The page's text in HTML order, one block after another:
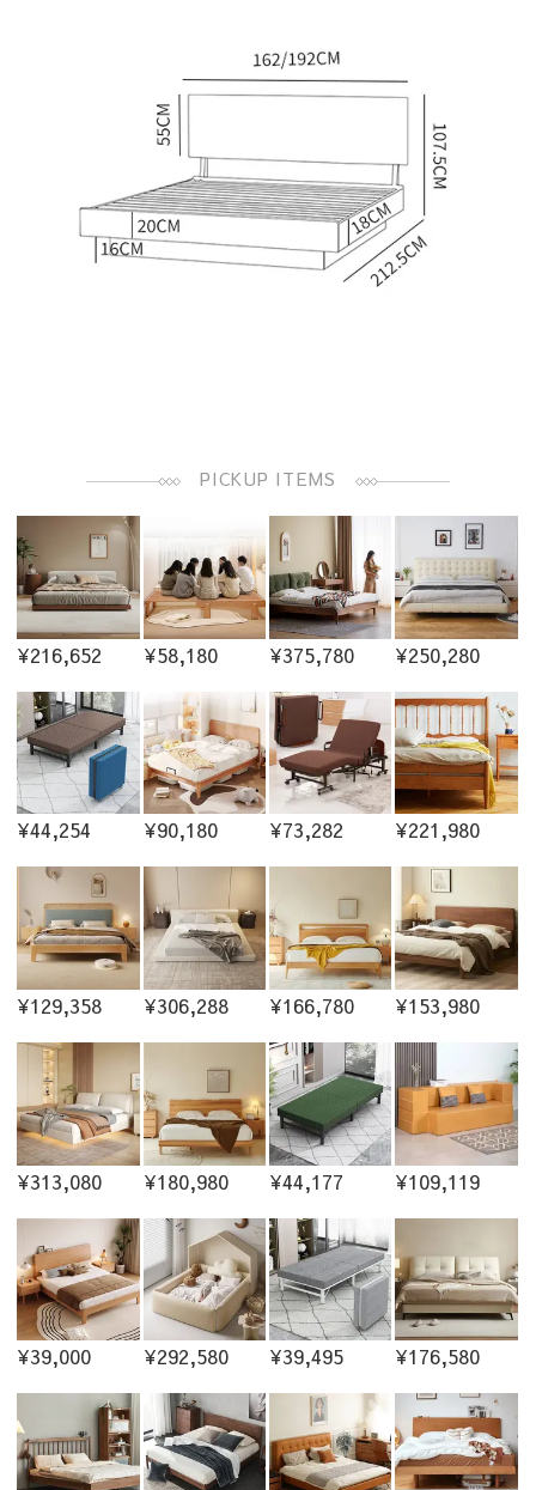
PICKUP ITEMS
¥216,652 ¥58,180 ¥375,780 ¥250,280
¥44,254 ¥90,180 ¥73,282 ¥221,980
¥129,358 ¥306,288 ¥166,780 ¥153,980
¥313,080 ¥180,980 ¥44,177 ¥109,119
¥39,000 ¥292,580 ¥39,495 ¥176,580